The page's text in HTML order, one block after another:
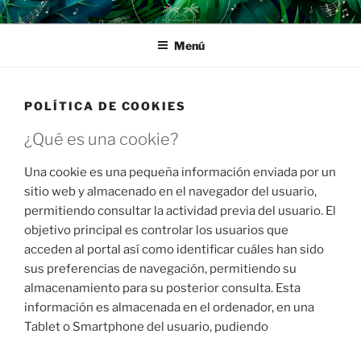
Saltar
al
UTOPIA
Events, Lunch & Dinner
Menú
POLÍTICA DE COOKIES
¿Qué es una cookie?
Una cookie es una pequeña información enviada por un
sitio web y almacenado en el navegador del usuario,
permitiendo consultar la actividad previa del usuario. El
objetivo principal es controlar los usuarios que
acceden al portal así como identificar cuáles han sido
sus preferencias de navegación, permitiendo su
almacenamiento para su posterior consulta. Esta
información es almacenada en el ordenador, en una
Tablet o Smartphone del usuario, pudiendo